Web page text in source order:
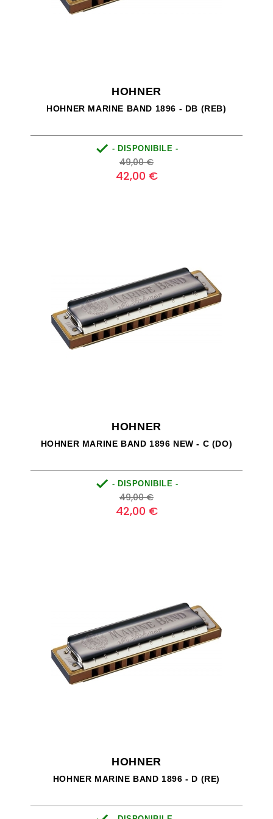
HOHNER
HOHNER MARINE BAND 1896 - DB (REB)
 - DISPONIBILE -
Prezzo
base
49,00 €Prezzo
42,00 €
HOHNER
HOHNER MARINE BAND 1896 NEW - C (DO)
 - DISPONIBILE -
Prezzo
base
49,00 €Prezzo
42,00 €
HOHNER
HOHNER MARINE BAND 1896 - D (RE)